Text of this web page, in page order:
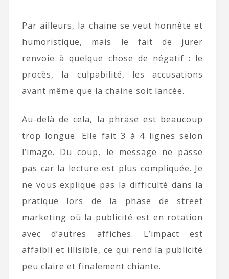
Par ailleurs, la chaine se veut honnête et
humoristique, mais le fait de jurer
renvoie à quelque chose de négatif : le
procès, la culpabilité, les accusations
avant même que la chaine soit lancée.
Au-delà de cela, la phrase est beaucoup
trop longue. Elle fait 3 à 4 lignes selon
l’image. Du coup, le message ne passe
pas car la lecture est plus compliquée. Je
ne vous explique pas la difficulté dans la
pratique lors de la phase de street
marketing où la publicité est en rotation
avec d’autres affiches. L’impact est
affaibli et illisible, ce qui rend la publicité
peu claire et finalement chiante.